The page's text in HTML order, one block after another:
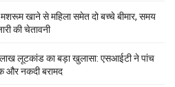
खाने से महिला समेत दो बच्चे बीमार, समय
की चेतावनी
लूटकांड का बड़ा खुलासा: एसआईटी ने पांच
और नकदी बरामद